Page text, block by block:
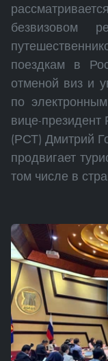
безвизовом
поездкам в
отменой виз и
по
вице-президент
(РСТ) Дмитрий
продвигает
том числе в